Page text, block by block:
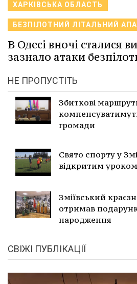
ХАРКІВСЬКА ОБЛАСТЬ
БЕЗПІЛОТНИЙ ЛІТАЛЬНИЙ
В Одесі вночі сталися
зазнало атаки
НЕ ПРОПУСТІТЬ
Збиткові
громади
Свято спорту у
відкритим
Зміївський
отримав
народження
СВІЖІ ПУБЛІКАЦІЇ